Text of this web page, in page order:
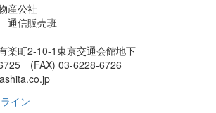
産公社
通信販売班
楽町2-10-1東京交通会館地下
(FAX) 03-6228-6726